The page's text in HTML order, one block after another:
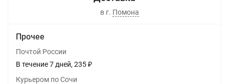
в г. Помона
Прочее
Почтой России
В течение7 дней 235₽
Курьером по Сочи